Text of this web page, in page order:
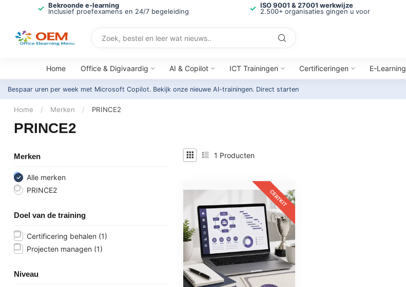
Bekroonde e-learning
Inclusief proefexamens en 24/7 begeleiding
ISO 9001 & 27001 werkwijze
2.500+ organisaties gingen u voor
Home Office & Digivaardig AI & Copilot ICT Trainingen Certificeringen E-Learning
Bespaar uren per week met Microsoft Copilot. Bekijk onze nieuwe AI-trainingen. Direct starten
Home / Merken / PRINCE2
PRINCE2
Merken
Alle merken
PRINCE2
Doel van de training
Certificering behalen (1)
Projecten managen (1)
Niveau
1 Producten
CERTKIT